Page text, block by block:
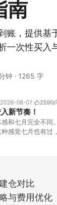
南
账，提供基
一次性买入
钟 · 1265 字
2026-08-07 2590
新节奏！
和七月完全不同
感觉七月也有过
的暖风。指数涨
仓对比
与费用优化